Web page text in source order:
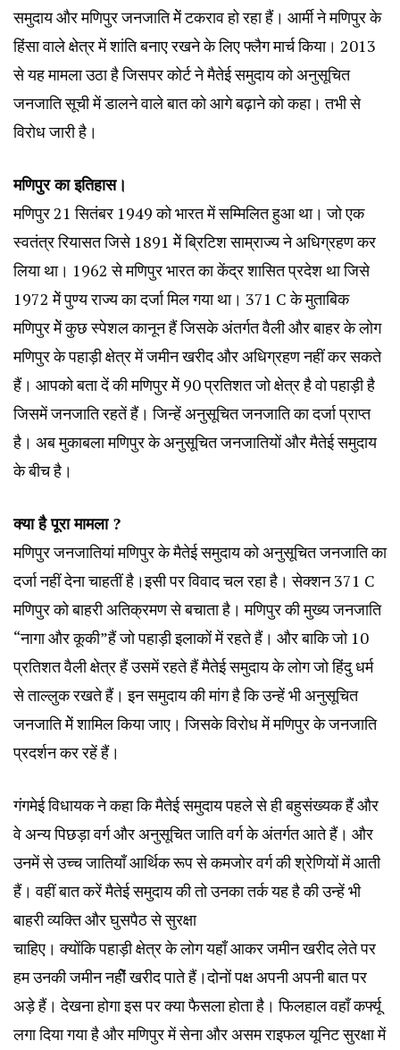
समुदाय और मणिपुर जनजाति मेें टकराव हो रहा हैं। आर्मी ने मणिपुर के
हिंसा वाले क्षेत्र में शांति बनाए रखने के लिए फ्लैग मार्च किया। 2013
से यह मामला उठा है जिसपर कोर्ट ने मैतेई समुदाय को अनुसूचित
जनजाति सूची में डालने वाले बात को आगे बढ़ाने को कहा। तभी से
विरोध जारी है।
मणिपुर का इतिहास।
मणिपुर 21 सितंबर 1949 को भारत में सम्मिलित हुआ था। जो एक
स्वतंत्र रियासत जिसे 1891 मेें ब्रिटिश साम्राज्य ने अधिग्रहण कर
लिया था। 1962 से मणिपुर भारत का केंद्र शासित प्रदेश था जिसे
1972 मेें पुण्य राज्य का दर्जा मिल गया था। 371 C के मुताबिक
मणिपुर मेें कुछ स्पेशल कानून हैं जिसके अंतर्गत वैली और बाहर के लोग
मणिपुर के पहाड़ी क्षेत्र में जमीन खरीद और अधिग्रहण नहीं कर सकते
हैं। आपको बता दें की मणिपुर मेें 90 प्रतिशत जो क्षेत्र है वो पहाड़ी है
जिसमें जनजाति रहतें हैं। जिन्हें अनुसूचित जनजाति का दर्जा प्राप्त
है। अब मुकाबला मणिपुर के अनुसूचित जनजातियों और मैतेई समुदाय
के बीच है।
क्या है पूरा मामला ?
मणिपुर जनजातियां मणिपुर के मैतेई समुदाय को अनुसूचित जनजाति का
दर्जा नहीं देना चाहतीं है।इसी पर विवाद चल रहा है। सेक्शन 371 C
मणिपुर को बाहरी अतिक्रमण से बचाता है। मणिपुर की मुख्य जनजाति
“नागा और कूकी”हैं जो पहाड़ी इलाकों में रहते हैं। और बाकि जो 10
प्रतिशत वैली क्षेत्र हैं उसमें रहते हैं मैतेई समुदाय के लोग जो हिंदु धर्म
से ताल्लुक रखते हैं। इन समुदाय की मांग है कि उन्हें भी अनुसूचित
जनजाति मेें शामिल किया जाए। जिसके विरोध में मणिपुर के जनजाति
प्रदर्शन कर रहें हैं।
गंगमेई विधायक ने कहा कि मैतेई समुदाय पहले से ही बहुसंख्यक हैं और
वे अन्य पिछड़ा वर्ग और अनुसूचित जाति वर्ग के अंतर्गत आते हैं। और
उनमें से उच्च जातियाँ आर्थिक रूप से कमजोर वर्ग की श्रेणियों में आती
हैं। वहीं बात करें मैतेई समुदाय की तो उनका तर्क यह है की उन्हें भी
बाहरी व्यक्ति और घुसपैठ से सुरक्षा
चाहिए। क्योंकि पहाड़ी क्षेत्र के लोग यहाँ आकर जमीन खरीद लेते पर
हम उनकी जमीन नहीें खरीद पाते हैं।दोनों पक्ष अपनी अपनी बात पर
अड़े हैं। देखना होगा इस पर क्या फैसला होता है। फिलहाल वहाँ कर्फ्यू
लगा दिया गया है और मणिपुर में सेना और असम राइफल यूनिट सुरक्षा में